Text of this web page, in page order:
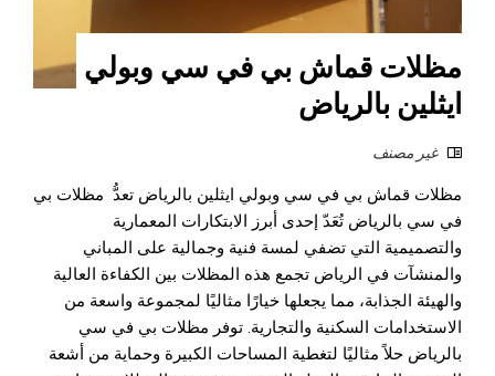
مظلات قماش بي في سي وبولي
ايثلين بالرياض
غير مصنف
مظلات قماش بي في سي وبولي ايثلين بالرياض تعدُّ مظلات بي
في سي بالرياض تُعَدّ إحدى أبرز الابتكارات المعمارية
والتصميمية التي تضفي لمسة فنية وجمالية على المباني
والمنشآت في الرياض تجمع هذه المظلات بين الكفاءة العالية
والهيئة الجذابة، مما يجعلها خيارًا مثاليًا لمجموعة واسعة من
الاستخدامات السكنية والتجارية. توفر مظلات بي في سي
بالرياض حلاً مثاليًا لتغطية المساحات الكبيرة وحماية من أشعة